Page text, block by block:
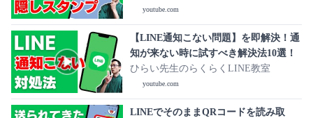
youtube.com
【LINE通知こない問題】を即解決！通
知が来ない時に試すべき解決法10選！
ひらい先生のらくらくLINE教室
youtube.com
LINEでそのままQRコードを読み取